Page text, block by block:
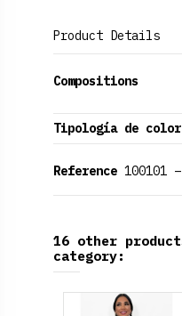
Product Details
Compositions
Tipología de color
Reference 100101
16 other
category: